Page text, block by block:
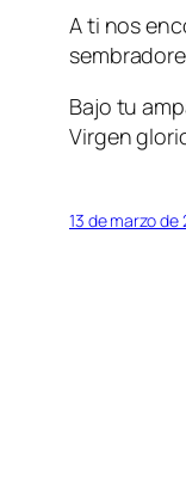
A ti nos
Bajo tu
Virgen
13 de marzo de